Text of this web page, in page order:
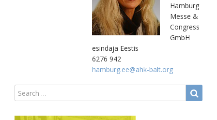
Hamburg
Messe &
Congress
GmbH
esindaja Eestis
6276 942
hamburg.ee@ahk-balt.org